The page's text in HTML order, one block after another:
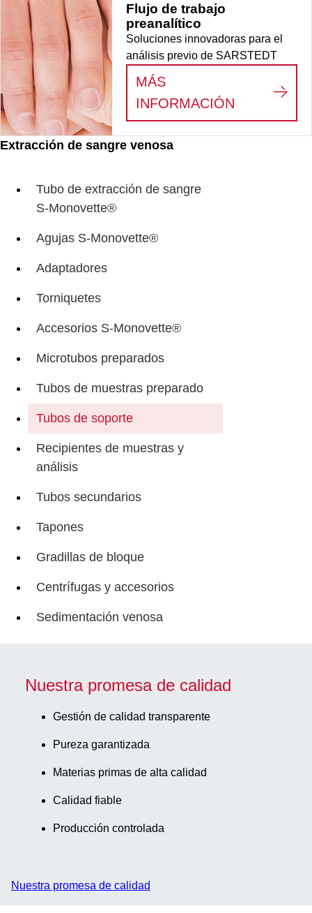
Extracción de sangre venosa
Tubo de extracción de sangre
S-Monovette®
Agujas S-Monovette®
Adaptadores
Torniquetes
Accesorios S-Monovette®
Microtubos preparados
Tubos de muestras preparado
Tubos de soporte
Recipientes de muestras y
análisis
Tubos secundarios
Tapones
Gradillas de bloque
Centrífugas y accesorios
Sedimentación venosa
Flujo de trabajo
preanalítico
Soluciones innovadoras para el
análisis previo de SARSTEDT
MÁS
INFORMACIÓN
FLUJO
Nuestra promesa de calidad
Gestión de calidad transparente
Pureza garantizada
Materias primas de alta calidad
Calidad fiable
Producción controlada
Nuestra promesa de calidad